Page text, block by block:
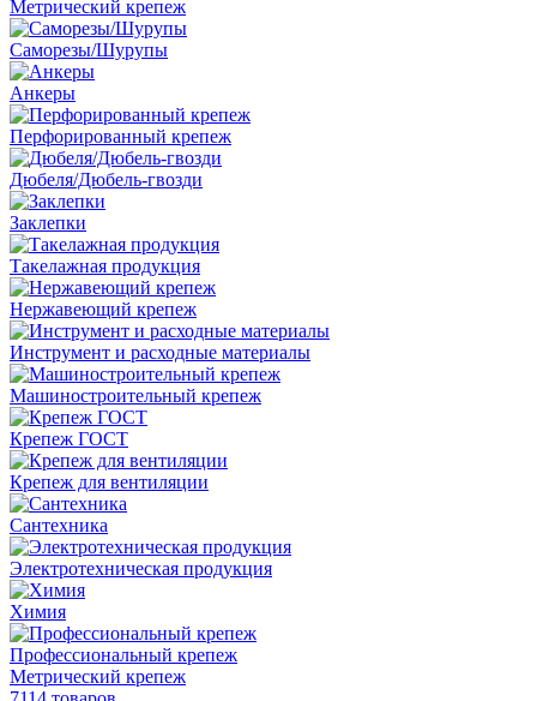
Метрический крепеж
Саморезы/Шурупы
Анкеры
Перфорированный крепеж
Дюбеля/Дюбель-гвозди
Заклепки
Такелажная продукция
Нержавеющий крепеж
Инструмент и расходные материалы
Машиностроительный крепеж
Крепеж ГОСТ
Крепеж для вентиляции
Сантехника
Электротехническая продукция
Химия
Профессиональный крепеж
Метрический крепеж